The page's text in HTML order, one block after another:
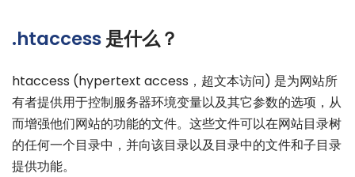
.htaccess是什么？
htaccess (hypertext access，超文本访问) 是为网站所
有者提供用于控制服务器环境变量以及其它参数的选项，从
而增强他们网站的功能的文件。这些文件可以在网站目录树
的任何一个目录中，并向该目录以及目录中的文件和子目录
提供功能。